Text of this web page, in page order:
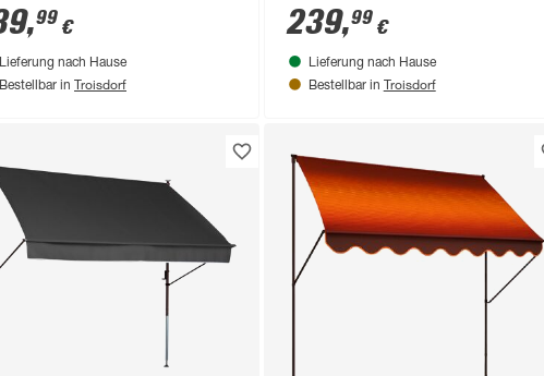
cm
,99 €
Lieferung nach Hause
Bestellbar in Troisdorf
150 cm
239,99€
Lieferung nach Hause
Bestellbar in Troisdorf